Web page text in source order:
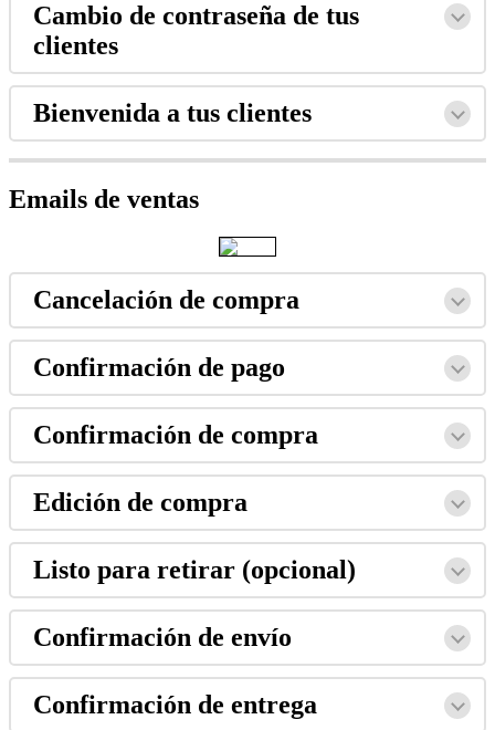
Cambio de contraseña de tus
clientes
Bienvenida a tus clientes
Emails de ventas
Cancelación de compra
Confirmación de pago
Confirmación de compra
Edición de compra
Listo para retirar (opcional)
Confirmación de envío
Confirmación de entrega